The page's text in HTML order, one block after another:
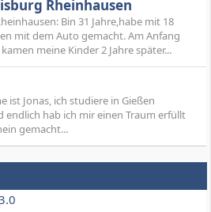
Rheinhausen
Bin 31 Jahre,habe mit 18
mit dem Auto gemacht. Am Anfang
meine Kinder 2 Jahre später...
ist Jonas, ich studiere in Gießen
endlich hab ich mir einen Traum erfüllt
gemacht...